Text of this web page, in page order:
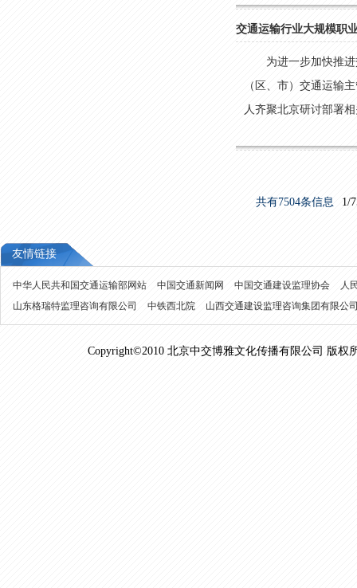
交通运输行业大规模职
为进一步加快推
（区、市）交通运输
人齐聚北京研讨部署
共有7504条信息 1/
友情链接
中华人民共和国交通运输部网站 中国交通新闻网 中国交通建设监理协会
人
山东格瑞特监理咨询有限公司
中铁西北院 山西交通建设监理咨询集团有限公
Copyright©2010 北京中交博雅文化传播有限公司 版